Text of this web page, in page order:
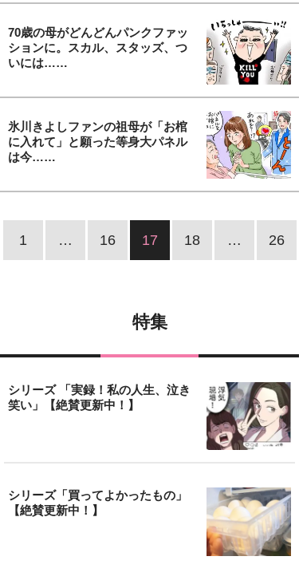
70歳の母がどんどんパンクファッ
ションに。スカル、スタッズ、つ
いには……
氷川きよしファンの祖母が「お棺
に入れて」と願った等身大パネル
は今……
1 … 16 17 18 … 26
特集
シリーズ 「実録！私の人生、泣き
笑い」【絶賛更新中！】
シリーズ「買ってよかったもの」
【絶賛更新中！】